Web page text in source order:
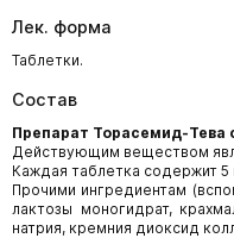
Лек. форма
Таблетки.
Состав
Препарат Торасемид-Тева
Действующим веществом
Каждая таблетка содержит
Прочими ингредиентам
лактозы моногидрат,
натрия, кремния диоксид